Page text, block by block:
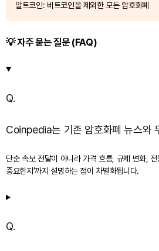
알트코인: 비트코인을 제외한 모든 암호화폐
💡 자주 묻는 질문 (FAQ)
Q.
Coinpedia는 기존 암호화폐 뉴스와
단순 속보 전달이 아니라 가격 흐름, 규제 변화, 전
중요한지’까지 설명하는 점이 차별화됩니다.
Q.